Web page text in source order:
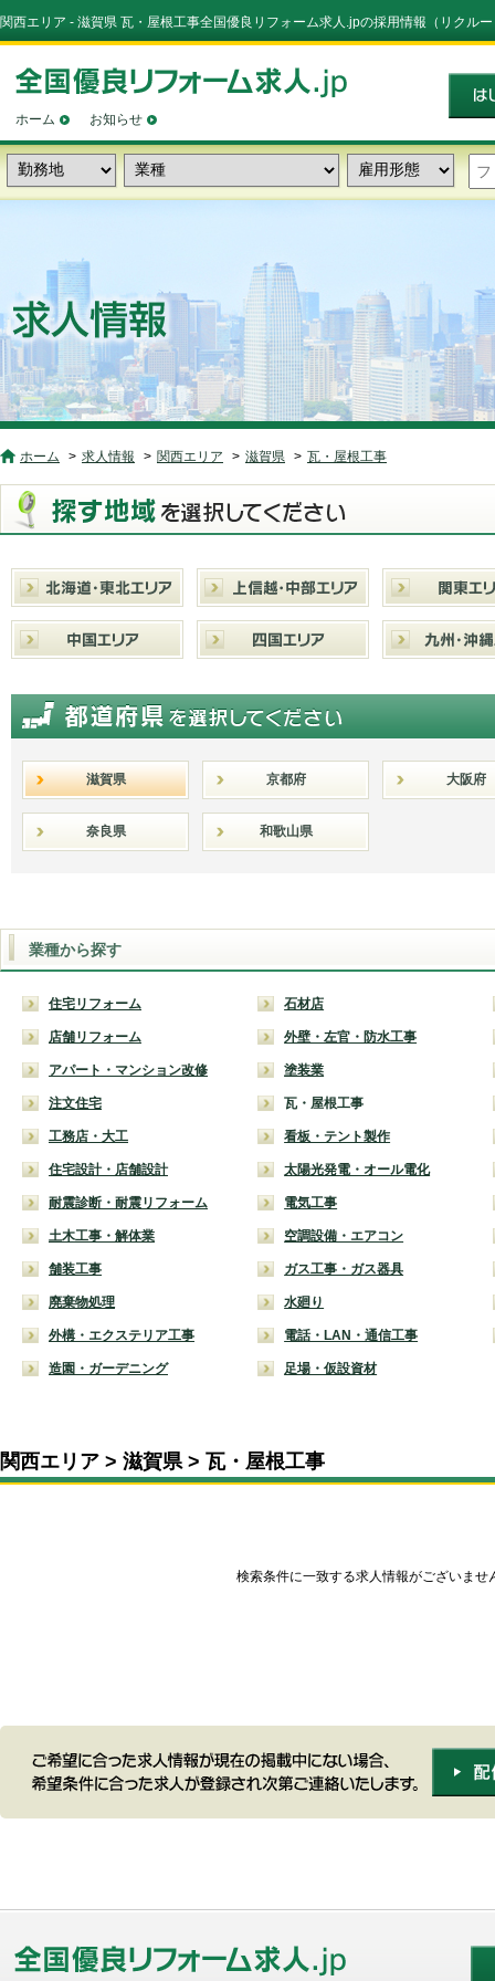
関西エリア - 滋賀県 瓦・屋根工事全国優良リフォーム求人.jpの採用情報（リクル
ホーム お知らせ
ホーム 求人情報 関西エリア 滋賀県 瓦・屋根工事
滋賀県 京都府 大阪府
奈良県 和歌山県
業種から探す
住宅リフォーム
店舗リフォーム
アパート・マンション改修
注文住宅
工務店・大工
住宅設計・店舗設計
耐震診断・耐震リフォーム
土木工事・解体業
舗装工事
廃棄物処理
外構・エクステリア工事
造園・ガーデニング
石材店
外壁・左官・防水工事
塗装業
瓦・屋根工事
看板・テント製作
太陽光発電・オール電化
電気工事
空調設備・エアコン
ガス工事・ガス器具
水廻り
電話・LAN・通信工事
足場・仮設資材
関西エリア 滋賀県 瓦・屋根工事
検索条件に一致する求人情報がございませ